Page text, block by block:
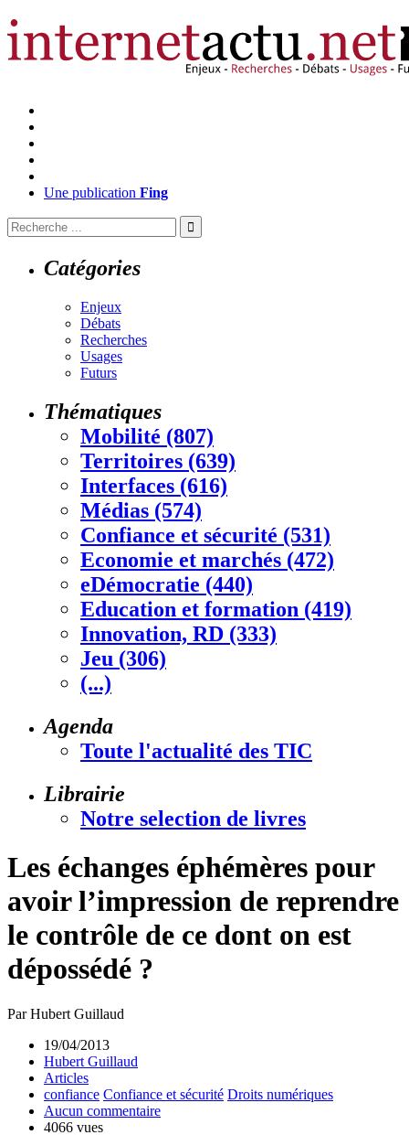
Une publication Fing
Catégories
Enjeux
Débats
Recherches
Usages
Futurs
Thématiques
Mobilité (807)
Territoires (639)
Interfaces (616)
Médias (574)
Confiance et sécurité (531)
Economie et marchés (472)
eDémocratie (440)
Education et formation (419)
Innovation, RD (333)
Jeu (306)
(...)
Agenda
Toute l'actualité des TIC
Librairie
Notre selection de livres
Les échanges éphémères pour
avoir l’impression de reprendre
le contrôle de ce dont on est
dépossédé ?
Par Hubert Guillaud
19/04/2013
Hubert Guillaud
Articles
confiance Confiance et sécurité Droits numériques
Aucun commentaire
4066 vues